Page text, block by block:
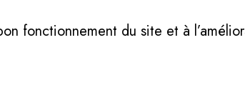
fonctionnement du site et à